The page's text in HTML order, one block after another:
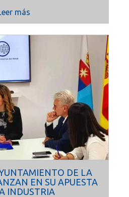
más
DE LA
EN SU APUESTA
INDUSTRIA